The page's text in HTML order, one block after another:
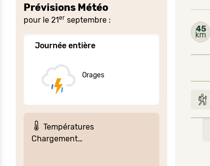
Prévisions Météo
pour le 21er septembre :
Journée entière
Orages
Températures
Chargement…
45
km